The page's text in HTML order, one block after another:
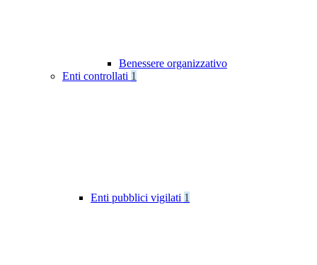
Benessere organizzativo
Enti controllati 1
Enti pubblici vigilati 1